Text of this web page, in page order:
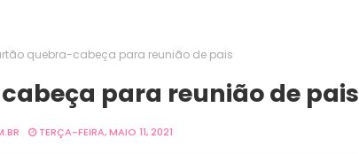
quebra-cabeça para reunião de pais
para reunião de pais
TERÇA-FEIRA, MAIO 11, 2021